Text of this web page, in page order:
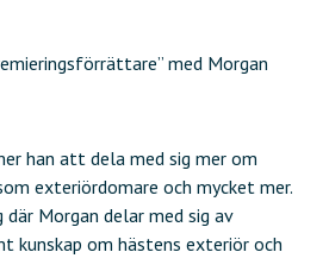
med Morgan
han att dela med sig mer om
exteriördomare och mycket mer.
Morgan delar med sig av
kunskap om hästens exteriör och